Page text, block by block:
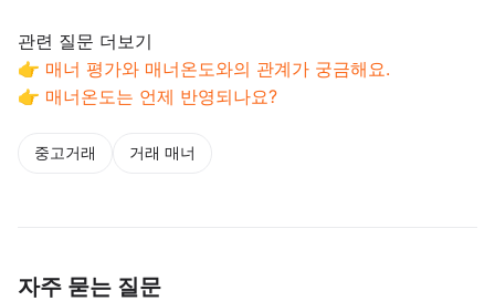
관련 질문 더보기
👉 매너 평가와 매너온도와의 관계가 궁금해요.
👉 매너온도는 언제 반영되나요?
중고거래 거래 매너
자주 묻는 질문